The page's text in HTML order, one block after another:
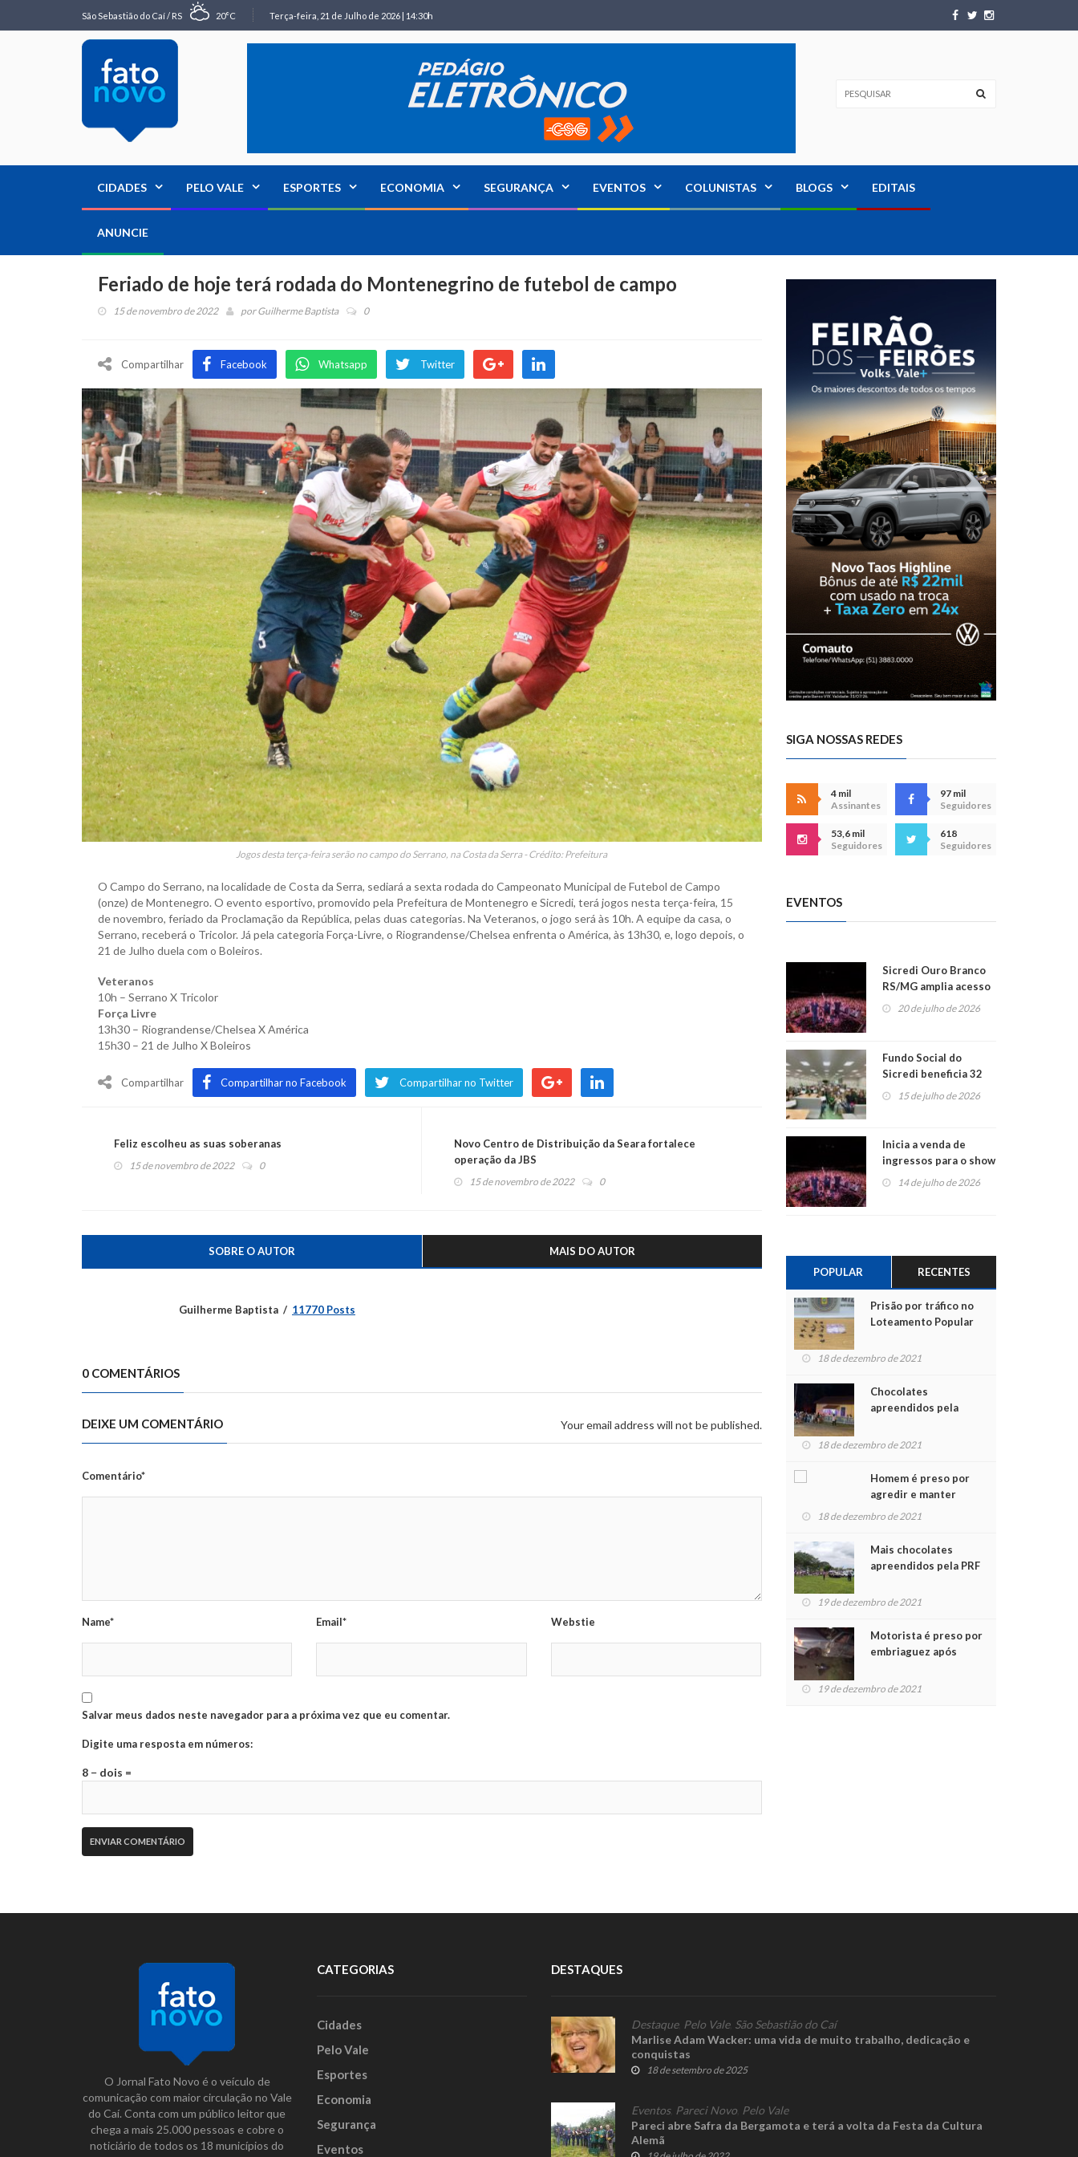
São Sebastião do Caí / RS 20°C Terça-feira, 21 de Julho de 2026 | 14:30h
CIDADES PELO VALE ESPORTES ECONOMIA SEGURANÇA EVENTOS COLUNISTAS BLOGS EDITAIS
ANUNCIE
Feriado de hoje terá rodada do Montenegrino de futebol de campo
15 de novembro de 2022 porGuilherme Baptista 0
Compartilhar Facebook Whatsapp Twitter
Jogos desta terça-feira serão no campo do Serrano, na Costa da Serra - Crédito: Prefeitura
O Campo do Serrano, na localidade de Costa da Serra, sediará a sexta rodada do Campeonato Municipal de Futebol de Campo
(onze) de Montenegro. O evento esportivo, promovido pela Prefeitura de Montenegro e Sicredi, terá jogos nesta terça-feira, 15
de novembro, feriado da Proclamação da República, pelas duas categorias. Na Veteranos, o jogo será às 10h. A equipe da casa, o
Serrano, receberá o Tricolor. Já pela categoria Força-Livre, o Riograndense/Chelsea enfrenta o América, às 13h30, e, logo depois, o
21 de Julho duela com o Boleiros.
Veteranos
10h – Serrano X Tricolor
Força Livre
13h30 – Riograndense/Chelsea X América
15h30 – 21 de Julho X Boleiros
Compartilhar Compartilhar no Facebook Compartilhar no Twitter
Feliz escolheu as suas soberanas
15 de novembro de 2022 0
Novo Centro de Distribuição da Seara fortalece
operação da JBS
15 de novembro de 2022 0
SOBRE O AUTOR MAIS DO AUTOR
Guilherme Baptista 11770 Posts
0 COMENTÁRIOS
DEIXE UM COMENTÁRIO Your email address will not be published.
Comentário*
Name* Email* Webstie
Salvar meus dados neste navegador para a próxima vez que eu comentar.
Digite uma resposta em números:
8 − dois =
SIGA NOSSAS REDES
4 mil
Assinantes
97 mil
Seguidores
53,6 mil
Seguidores
618
Seguidores
EVENTOS
Sicredi Ouro Branco
RS/MG amplia acesso
ao show dos 45 anos
20 de julho de 2026
Fundo Social do
Sicredi beneficia 32
projetos em
Montenegro
15 de julho de 2026
Inicia a venda de
ingressos para o show
do Jota Quest nos 45
14 de julho de 2026
POPULAR RECENTES
Prisão por tráfico no
Loteamento Popular
18 de dezembro de 2021
Chocolates
apreendidos pela
para crianças na
18 de dezembro de 2021
Homem é preso por
agredir e manter
mulher em cárcere
18 de dezembro de 2021
Mais chocolates
apreendidos pela PRF
crianças no Natal
19 de dezembro de 2021
Motorista é preso por
embriaguez após
feridos
19 de dezembro de 2021
O Jornal Fato Novo é o veículo de
comunicação com maior circulação no Vale
do Caí. Conta com um público leitor que
chega a mais 25.000 pessoas e cobre o
noticiário de todos os 18 municípios do
CATEGORIAS
Cidades
Pelo Vale
Esportes
Economia
Segurança
Eventos
DESTAQUES
Destaque, Pelo Vale, São Sebastião do Caí
Marlise Adam Wacker: uma vida de muito trabalho, dedicação e
conquistas
18 de setembro de 2025
Eventos, Pareci Novo Pelo Vale
Pareci abre Safra da Bergamota e terá a volta da Festa da Cultura
Alemã